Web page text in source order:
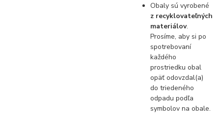
Obaly sú vyrobené
z recyklovateľných
materiálov.
Prosíme, aby si po
spotrebovaní
každého
prostriedku obal
opäť odovzdal(a)
do triedeného
odpadu podľa
symbolov na obale.